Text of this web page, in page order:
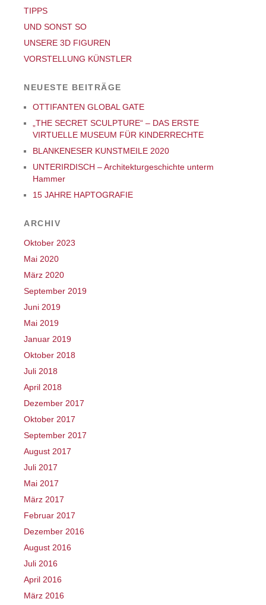
TIPPS
UND SONST SO
UNSERE 3D FIGUREN
VORSTELLUNG KÜNSTLER
NEUESTE BEITRÄGE
OTTIFANTEN GLOBAL GATE
„THE SECRET SCULPTURE“ – DAS ERSTE
VIRTUELLE MUSEUM FÜR KINDERRECHTE
BLANKENESER KUNSTMEILE 2020
UNTERIRDISCH – Architekturgeschichte unterm
Hammer
15 JAHRE HAPTOGRAFIE
ARCHIV
Oktober 2023
Mai 2020
März 2020
September 2019
Juni 2019
Mai 2019
Januar 2019
Oktober 2018
Juli 2018
April 2018
Dezember 2017
Oktober 2017
September 2017
August 2017
Juli 2017
Mai 2017
März 2017
Februar 2017
Dezember 2016
August 2016
Juli 2016
April 2016
März 2016